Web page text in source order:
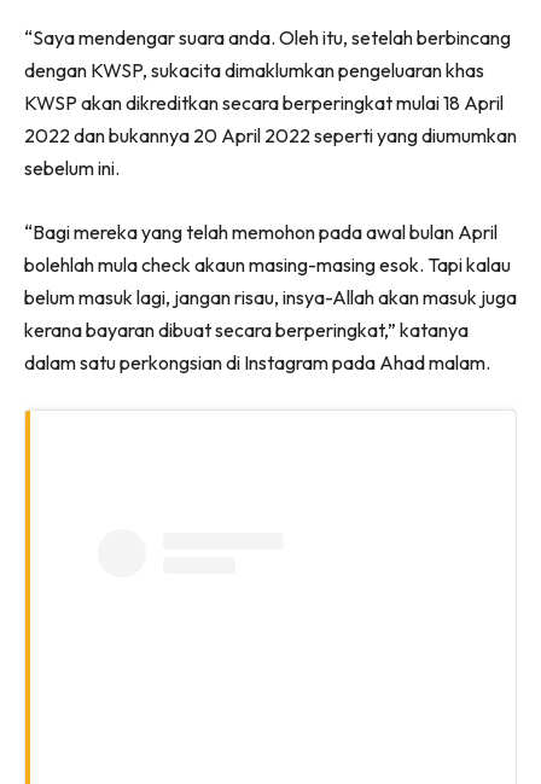
“Saya mendengar suara anda. Oleh itu, setelah berbincang
dengan KWSP, sukacita dimaklumkan pengeluaran khas
KWSP akan dikreditkan secara berperingkat mulai 18 April
2022 dan bukannya 20 April 2022 seperti yang diumumkan
sebelum ini.
“Bagi mereka yang telah memohon pada awal bulan April
bolehlah mula check akaun masing-masing esok. Tapi kalau
belum masuk lagi, jangan risau, insya-Allah akan masuk juga
kerana bayaran dibuat secara berperingkat,” katanya
dalam satu perkongsian di Instagram pada Ahad malam.